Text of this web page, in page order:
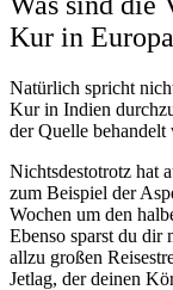
Kur in
Natürlich spricht
Kur in Indien
der Quelle behandelt
Nichtsdestotrotz hat
zum Beispiel der
Wochen um den
Ebenso sparst du dir
allzu großen
Jetlag, der deinen